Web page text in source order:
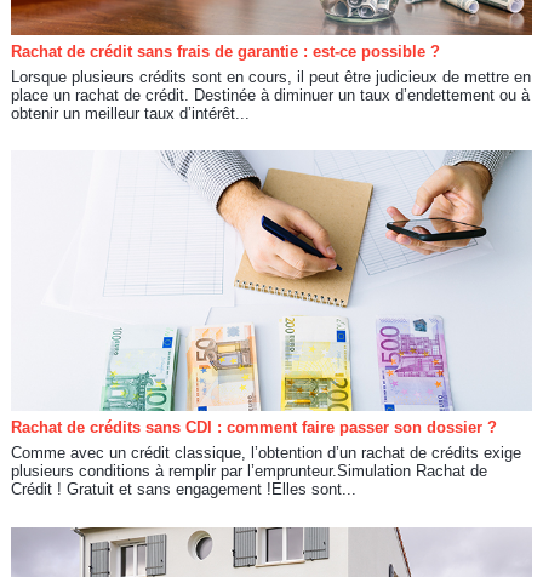
Rachat de crédit sans frais de garantie : est-ce possible ?
Lorsque plusieurs crédits sont en cours, il peut être judicieux de mettre en
place un rachat de crédit. Destinée à diminuer un taux d’endettement ou à
obtenir un meilleur taux d’intérêt...
Rachat de crédits sans CDI : comment faire passer son dossier ?
Comme avec un crédit classique, l’obtention d’un rachat de crédits exige
plusieurs conditions à remplir par l’emprunteur.Simulation Rachat de
Crédit ! Gratuit et sans engagement !Elles sont...